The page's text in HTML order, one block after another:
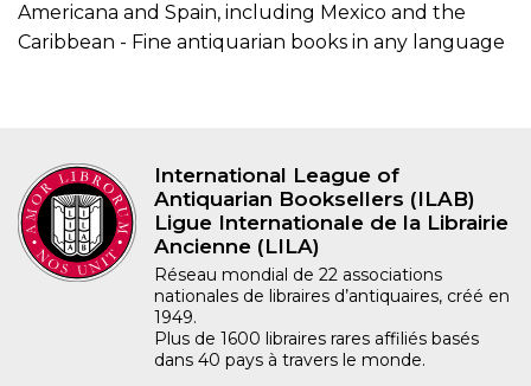
Americana and Spain, including Mexico and the
Caribbean - Fine antiquarian books in any language
International League of
Antiquarian Booksellers (ILAB)
Ligue Internationale de la Librairie
Ancienne (LILA)
Réseau mondial de 22 associations
nationales de libraires d’antiquaires, créé en
1949.
Plus de 1600 libraires rares affiliés basés
dans 40 pays à travers le monde.